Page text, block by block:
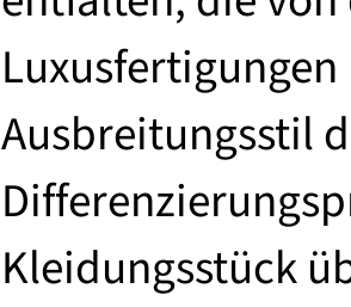
Ausbreitungsstil
Kleidungsstück